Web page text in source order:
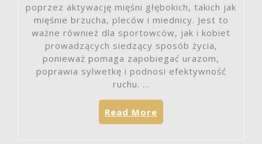
poprzez aktywację mięśni głębokich, takich jak
mięśnie brzucha, pleców i miednicy. Jest to
ważne również dla sportowców, jak i kobiet
prowadzących siedzący sposób życia,
ponieważ pomaga zapobiegać urazom,
poprawia sylwetkę i podnosi efektywność
ruchu. …
Read More
zapisać